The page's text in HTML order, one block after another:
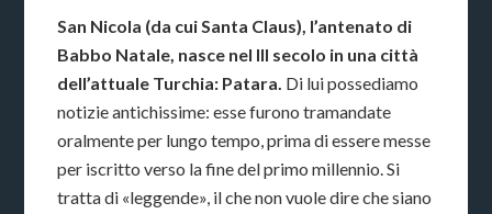
San Nicola (da cui Santa Claus), l’antenato di
Babbo Natale, nasce nel III secolo in una città
dell’attuale Turchia: Patara. Di lui possediamo
notizie antichissime: esse furono tramandate
oralmente per lungo tempo, prima di essere messe
per iscritto verso la fine del primo millennio. Si
tratta di «leggende», il che non vuole dire che siano